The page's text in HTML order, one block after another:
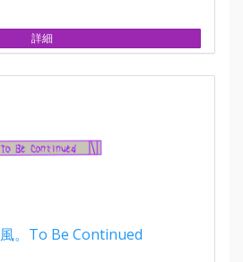
詳細
。To Be Continued